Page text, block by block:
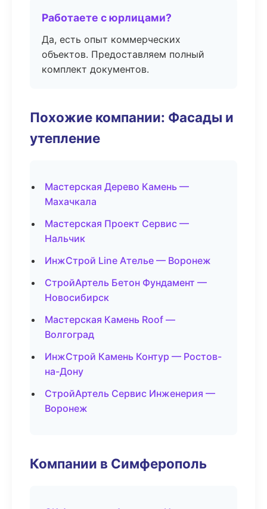
Работаете с юрлицами?
Да, есть опыт коммерческих
объектов. Предоставляем полный
комплект документов.
Похожие компании: Фасады и
утепление
Мастерская Дерево Камень —
Махачкала
Мастерская Проект Сервис —
Нальчик
ИнжСтрой Line Ателье — Воронеж
СтройАртель Бетон Фундамент —
Новосибирск
Мастерская Камень Roof —
Волгоград
ИнжСтрой Камень Контур — Ростов-
на-Дону
СтройАртель Сервис Инженерия —
Воронеж
Компании в Симферополь